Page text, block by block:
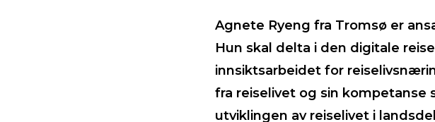
Agnete Ryeng fra Tromsø er
Hun skal delta i den digitale
innsiktsarbeidet for
fra reiselivet og sin kompetanse
utviklingen av reiselivet i